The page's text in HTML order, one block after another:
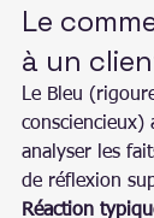
Le
à un
Le Bleu
consciencieux)
analyser les
de réflexion
Réaction